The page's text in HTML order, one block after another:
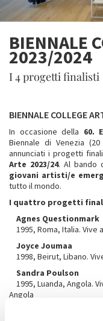
BIENNALE
2023/2024
I 4 progetti finalisti
BIENNALE COLLEGE
In occasione della 60.
Biennale di Venezia
annunciati i progetti
Arte 2023/24. Al bando
giovani artisti/e
tutto il mondo.
I quattro progetti
Agnes Questionmark
1995, Roma, Italia. Vive
Joyce Joumaa
1998, Beirut, Libano.
Sandra Poulson
1995, Luanda, Angola.
Angola